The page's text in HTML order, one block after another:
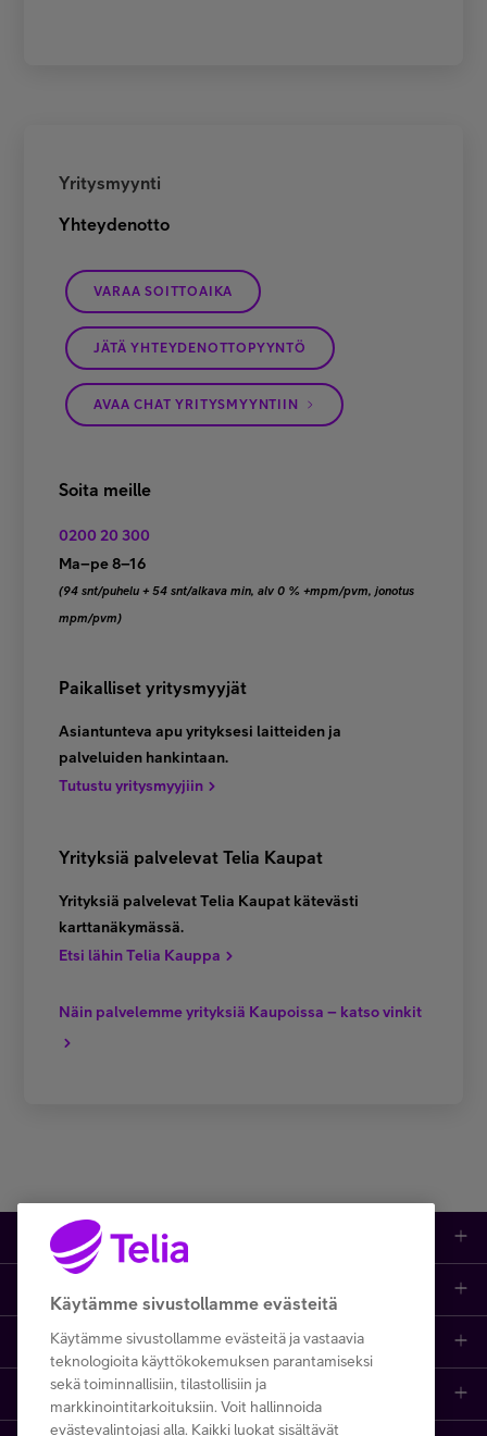
Yritysmyynti
Yhteydenotto
VARAA SOITTOAIKA
JÄTÄ YHTEYDENOTTOPYYNTÖ
AVAA CHAT YRITYSMYYNTIIN
Soita meille
0200 20 300
Ma–pe 8–16
(94 snt/puhelu + 54 snt/alkava min, alv 0 % +mpm/pvm, jonotus
mpm/pvm)
Paikalliset yritysmyyjät
Asiantunteva apu yrityksesi laitteiden ja
palveluiden hankintaan.
Tutustu yritysmyyjiin
Yrityksiä palvelevat Telia Kaupat
Yrityksiä palvelevat Telia Kaupat kätevästi
karttanäkymässä.
Etsi lähin Telia Kauppa
Näin palvelemme yrityksiä Kaupoissa – katso vinkit
Tuotteet
IT-palvelut
Yrittäjän palvelut
Etusivu
Yhteystiedot
Opi ja inspiroidu
Kaikki sisällöt
Telia
Käytämme sivustollamme evästeitä
Käytämme sivustollamme evästeitä ja vastaavia
teknologioita käyttökokemuksen parantamiseksi
sekä toiminnallisiin, tilastollisiin ja
markkinointitarkoituksiin. Voit hallinnoida
evästevalintojasi alla. Kaikki luokat sisältävät